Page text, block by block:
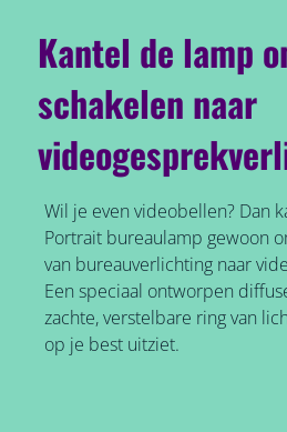
Kantel de lamp
schakelen naar
Wil je even videobellen? Dan
Portrait bureaulamp gewoon
van bureauverlichting naar
Een speciaal ontworpen
zachte, verstelbare ring van
op je best uitziet.